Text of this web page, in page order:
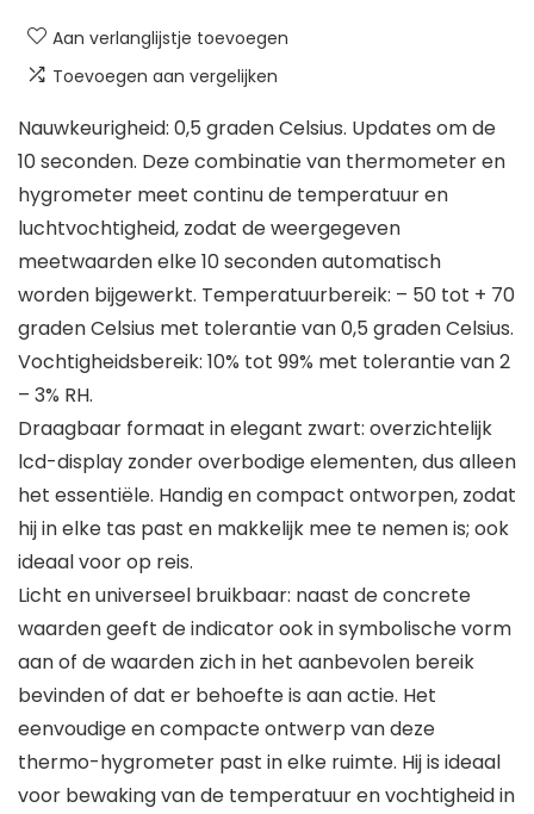
Aan verlanglijstje toevoegen
Toevoegen aan vergelijken
Nauwkeurigheid: 0,5 graden Celsius. Updates om de
10 seconden. Deze combinatie van thermometer en
hygrometer meet continu de temperatuur en
luchtvochtigheid, zodat de weergegeven
meetwaarden elke 10 seconden automatisch
worden bijgewerkt. Temperatuurbereik: – 50 tot + 70
graden Celsius met tolerantie van 0,5 graden Celsius.
Vochtigheidsbereik: 10% tot 99% met tolerantie van 2
– 3% RH.
Draagbaar formaat in elegant zwart: overzichtelijk
lcd-display zonder overbodige elementen, dus alleen
het essentiële. Handig en compact ontworpen, zodat
hij in elke tas past en makkelijk mee te nemen is; ook
ideaal voor op reis.
Licht en universeel bruikbaar: naast de concrete
waarden geeft de indicator ook in symbolische vorm
aan of de waarden zich in het aanbevolen bereik
bevinden of dat er behoefte is aan actie. Het
eenvoudige en compacte ontwerp van deze
thermo-hygrometer past in elke ruimte. Hij is ideaal
voor bewaking van de temperatuur en vochtigheid in